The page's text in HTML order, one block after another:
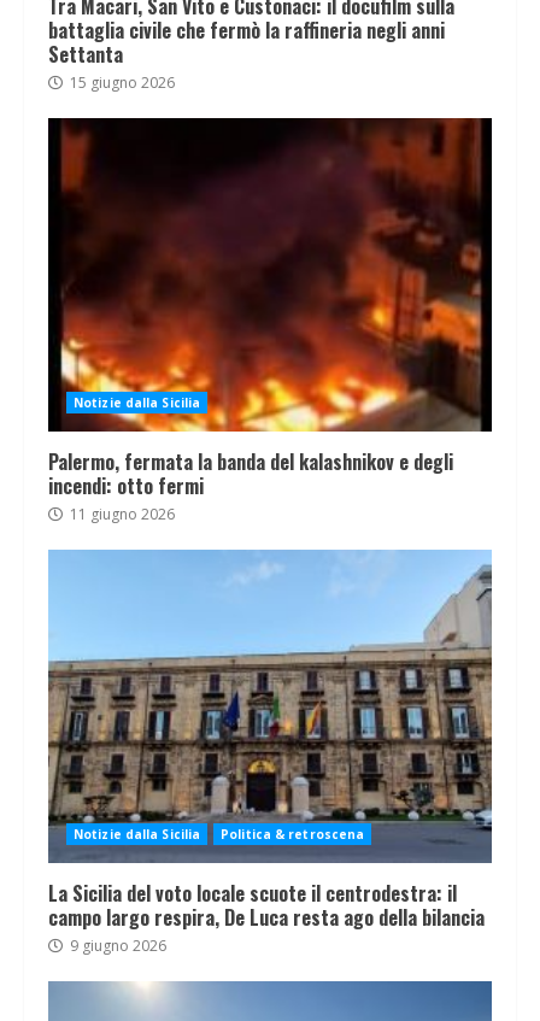
Tra Macari, San Vito e Custonaci: il docufilm sulla
battaglia civile che fermò la raffineria negli anni
Settanta
15 giugno 2026
Notizie dalla Sicilia
Palermo, fermata la banda del kalashnikov e degli
incendi: otto fermi
11 giugno 2026
Notizie dalla Sicilia Politica & retroscena
La Sicilia del voto locale scuote il centrodestra: il
campo largo respira, De Luca resta ago della bilancia
9 giugno 2026